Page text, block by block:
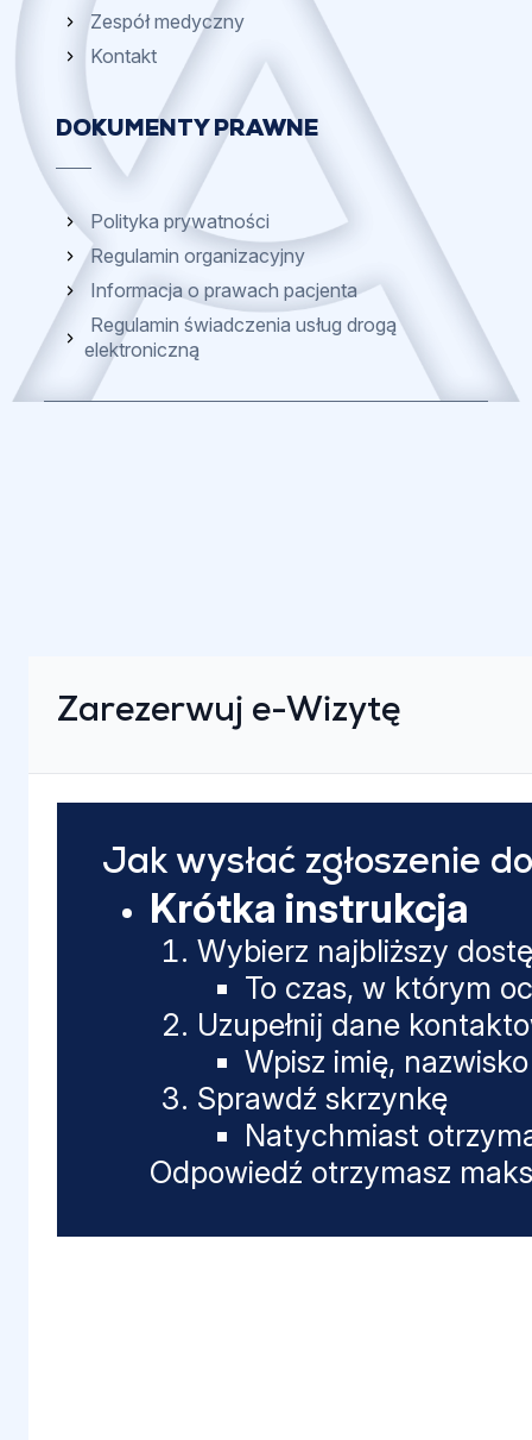
Zespół medyczny
Kontakt
DOKUMENTY PRAWNE
Polityka prywatności
Regulamin organizacyjny
Informacja o prawach pacjenta
Regulamin świadczenia usług drogą
elektroniczną
Zarezerwuj e-Wizytę
Jak wysłać zgłoszenie
Krótka instrukcja
Wybierz najbliższy
To czas, w którym
Uzupełnij dane
Wpisz imię,
Sprawdź skrzynkę
Natychmiast
Odpowiedź otrzymasz